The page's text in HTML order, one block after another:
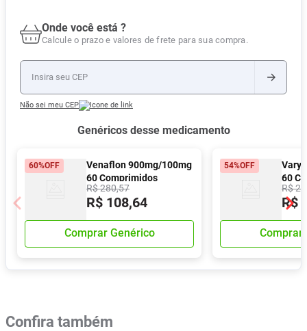
Onde você está ?
Calcule o prazo e valores de frete para sua compra.
Não sei meu CEP
Genéricos desse medicamento
60%OFF
Venaflon 900mg/100mg
60 Comprimidos
Revestidos
R$280,57
R$ 108,64
Comprar Genérico
54%OFF
60
R$
R$
Comprar
Confira também